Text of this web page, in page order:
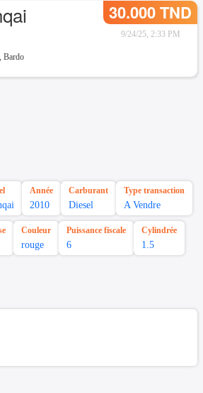
30.000 TND
9/24/25, 2:33 PM
, Bardo
Année
2010
Carburant
Diesel
Type transaction
A Vendre
Couleur
rouge
Puissance fiscale
6
Cylindrée
1.5